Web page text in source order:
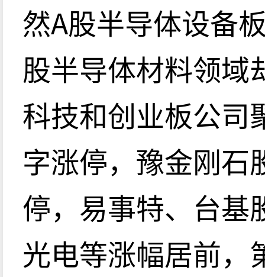
然A股半导体设备
股半导体材料领域
科技和创业板公司
字涨停，豫金刚石
停，易事特、台基
光电等涨幅居前，